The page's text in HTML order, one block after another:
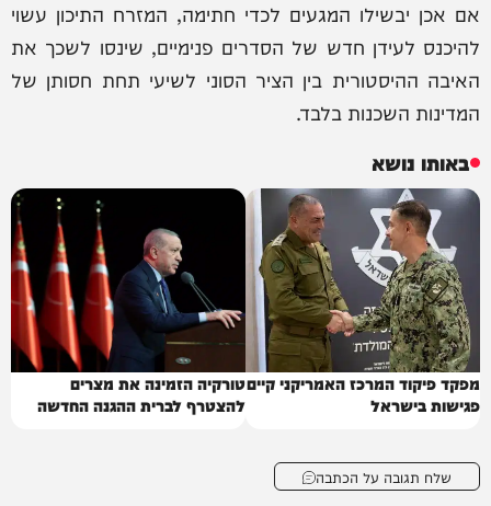
אם אכן יבשילו המגעים לכדי חתימה, המזרח התיכון עשוי
להיכנס לעידן חדש של הסדרים פנימיים, שינסו לשכך את
האיבה ההיסטורית בין הציר הסוני לשיעי תחת חסותן של
המדינות השכנות בלבד.
באותו נושא
מפקד פיקוד המרכז האמריקני קיים
פגישות בישראל
טורקיה הזמינה את מצרים
להצטרף לברית ההגנה החדשה
שלח תגובה על הכתבה